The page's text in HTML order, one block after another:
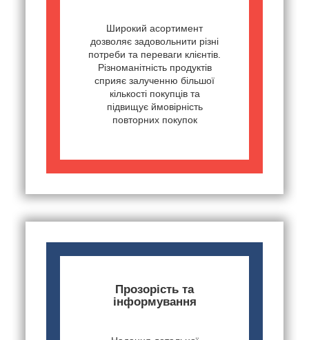
Широкий асортимент
дозволяє задовольнити різні
потреби та переваги клієнтів.
Різноманітність продуктів
сприяє залученню більшої
кількості покупців та
підвищує ймовірність
повторних покупок
Прозорість та
інформування